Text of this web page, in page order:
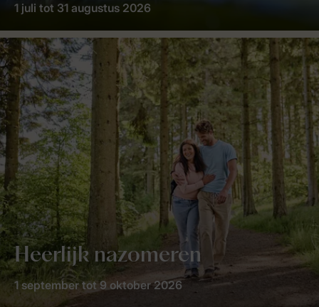
1 juli tot 31 augustus 2026
Heerlijk nazomeren
1 september tot 9 oktober 2026